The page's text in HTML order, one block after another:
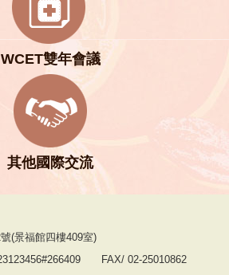
WCET雙年會議
其他國際交流
(景福館四樓409室)
FAX/ 02-25010862